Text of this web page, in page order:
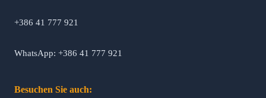
+386 41 777 921
WhatsApp: +386 41 777 921
Besuchen Sie auch: